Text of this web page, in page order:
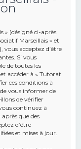
» (désigné ci-après
Marseillais » et
acceptez d’être
Si vous
de toutes les
accéder à « Tutorat
ces conditions à
vous informer de
de vérifier
continuez à
que des
d’être
et mises à jour.